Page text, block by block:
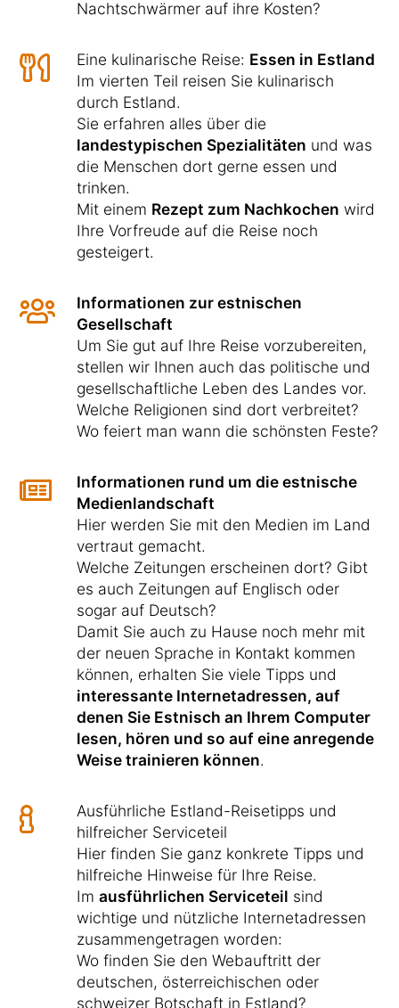
Nachtschwärmer auf ihre Kosten?
Eine kulinarische Reise: Essen in Estland
Im vierten Teil reisen Sie kulinarisch
durch Estland.
Sie erfahren alles über die
landestypischen Spezialitäten und was
die Menschen dort gerne essen und
trinken.
Mit einem Rezept zum Nachkochen wird
Ihre Vorfreude auf die Reise noch
gesteigert.
Informationen zur estnischen
Gesellschaft
Um Sie gut auf Ihre Reise vorzubereiten,
stellen wir Ihnen auch das politische und
gesellschaftliche Leben des Landes vor.
Welche Religionen sind dort verbreitet?
Wo feiert man wann die schönsten Feste?
Informationen rund um die estnische
Medienlandschaft
Hier werden Sie mit den Medien im Land
vertraut gemacht.
Welche Zeitungen erscheinen dort? Gibt
es auch Zeitungen auf Englisch oder
sogar auf Deutsch?
Damit Sie auch zu Hause noch mehr mit
der neuen Sprache in Kontakt kommen
können, erhalten Sie viele Tipps und
interessante Internetadressen, auf
denen Sie Estnisch an Ihrem Computer
lesen, hören und so auf eine anregende
Weise trainieren können.
Ausführliche Estland-Reisetipps und
hilfreicher Serviceteil
Hier finden Sie ganz konkrete Tipps und
hilfreiche Hinweise für Ihre Reise.
Im ausführlichen Serviceteil sind
wichtige und nützliche Internetadressen
zusammengetragen worden:
Wo finden Sie den Webauftritt der
deutschen, österreichischen oder
schweizer Botschaft in Estland?